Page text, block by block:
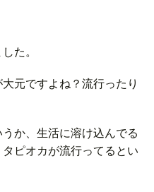
た。
元ですよね？流行ったり
か、生活に溶け込んでる
ピオカが流行ってるとい